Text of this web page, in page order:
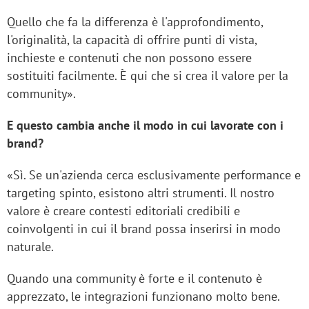
Quello che fa la differenza è l'approfondimento,
l'originalità, la capacità di offrire punti di vista,
inchieste e contenuti che non possono essere
sostituiti facilmente. È qui che si crea il valore per la
community».
E questo cambia anche il modo in cui lavorate con i
brand?
«Sì. Se un'azienda cerca esclusivamente performance e
targeting spinto, esistono altri strumenti. Il nostro
valore è creare contesti editoriali credibili e
coinvolgenti in cui il brand possa inserirsi in modo
naturale.
Quando una community è forte e il contenuto è
apprezzato, le integrazioni funzionano molto bene.